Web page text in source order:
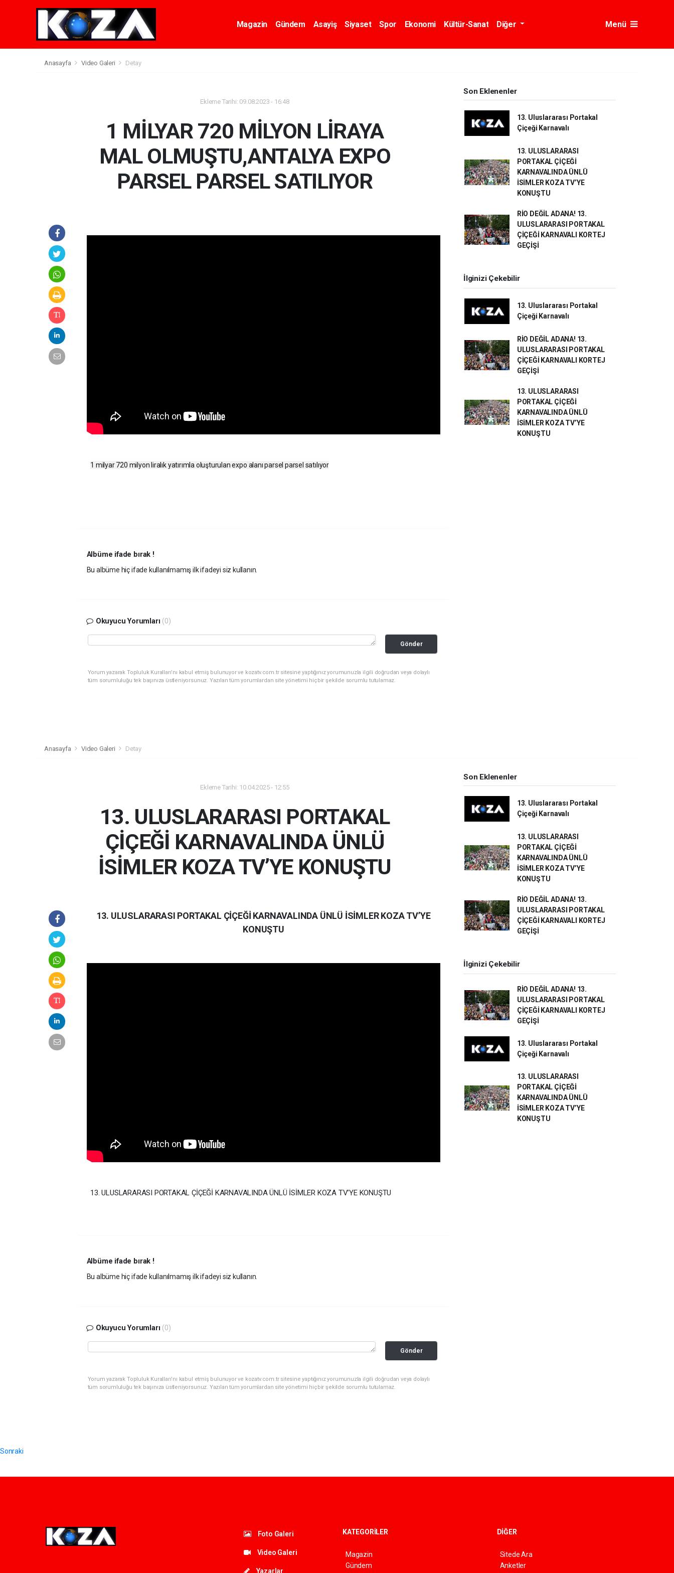
Magazin Gündem Asayiş Siyaset Spor Ekonomi Kültür-Sanat Diğer Menü
Anasayfa Video Galeri Detay
Ekleme Tarihi: 09.08.2023 - 16:48
1 MİLYAR 720 MİLYON LİRAYA
MAL OLMUŞTU,ANTALYA EXPO
PARSEL PARSEL SATILIYOR
1 milyar 720 milyon liralık yatırımla oluşturulan expo alanı parsel parsel satılıyor
Albüme ifade bırak !
Bu albüme hiç ifade kullanılmamış ilk ifadeyi siz kullanın.
Okuyucu Yorumları (0)
Gönder
Yorum yazarak Topluluk Kuralları’nı kabul etmiş bulunuyor ve kozatv.com.tr sitesine yaptığınız yorumunuzla ilgili doğrudan veya dolaylı
tüm sorumluluğu tek başınıza üstleniyorsunuz. Yazılan tüm yorumlardan site yönetimi hiçbir şekilde sorumlu tutulamaz.
Son Eklenenler
13. Uluslararası Portakal
Çiçeği Karnavalı
13. ULUSLARARASI
PORTAKAL ÇİÇEĞİ
KARNAVALINDA ÜNLÜ
İSİMLER KOZA TV’YE
KONUŞTU
RİO DEĞİL ADANA! 13.
ULUSLARARASI PORTAKAL
ÇİÇEĞİ KARNAVALI KORTEJ
GEÇİŞİ
İlginizi Çekebilir
13. Uluslararası Portakal
Çiçeği Karnavalı
RİO DEĞİL ADANA! 13.
ULUSLARARASI PORTAKAL
ÇİÇEĞİ KARNAVALI KORTEJ
GEÇİŞİ
13. ULUSLARARASI
PORTAKAL ÇİÇEĞİ
KARNAVALINDA ÜNLÜ
İSİMLER KOZA TV’YE
KONUŞTU
Anasayfa Video Galeri Detay
Ekleme Tarihi: 10.04.2025 - 12:55
13. ULUSLARARASI PORTAKAL
ÇİÇEĞİ KARNAVALINDA ÜNLÜ
İSİMLER KOZA TV’YE KONUŞTU
13. ULUSLARARASI PORTAKAL ÇİÇEĞİ KARNAVALINDA ÜNLÜ İSİMLER KOZA TV’YE
KONUŞTU
13. ULUSLARARASI PORTAKAL ÇİÇEĞİ KARNAVALINDA ÜNLÜ İSİMLER KOZA TV’YE KONUŞTU
Albüme ifade bırak !
Bu albüme hiç ifade kullanılmamış ilk ifadeyi siz kullanın.
Okuyucu Yorumları (0)
Gönder
Yorum yazarak Topluluk Kuralları’nı kabul etmiş bulunuyor ve kozatv.com.tr sitesine yaptığınız yorumunuzla ilgili doğrudan veya dolaylı
tüm sorumluluğu tek başınıza üstleniyorsunuz. Yazılan tüm yorumlardan site yönetimi hiçbir şekilde sorumlu tutulamaz.
Son Eklenenler
13. Uluslararası Portakal
Çiçeği Karnavalı
13. ULUSLARARASI
PORTAKAL ÇİÇEĞİ
KARNAVALINDA ÜNLÜ
İSİMLER KOZA TV’YE
KONUŞTU
RİO DEĞİL ADANA! 13.
ULUSLARARASI PORTAKAL
ÇİÇEĞİ KARNAVALI KORTEJ
GEÇİŞİ
İlginizi Çekebilir
RİO DEĞİL ADANA! 13.
ULUSLARARASI PORTAKAL
ÇİÇEĞİ KARNAVALI KORTEJ
GEÇİŞİ
13. Uluslararası Portakal
Çiçeği Karnavalı
13. ULUSLARARASI
PORTAKAL ÇİÇEĞİ
KARNAVALINDA ÜNLÜ
İSİMLER KOZA TV’YE
KONUŞTU
Sonraki
Foto Galeri
Video Galeri
Yazarlar
KATEGORİLER
Magazin
Gündem
DİĞER
Sitede Ara
Anketler